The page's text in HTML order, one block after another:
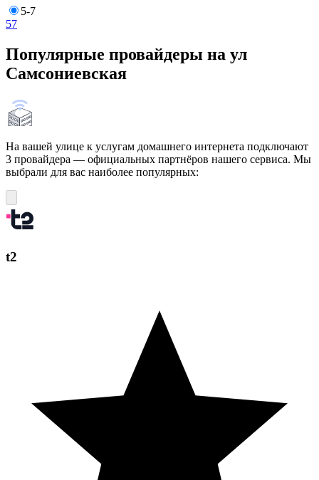
5-7
57
Популярные провайдеры на ул
Самсониевская
На вашей улице к услугам домашнего интернета подключают
3 провайдера — официальных партнёров нашего сервиса. Мы
выбрали для вас наиболее популярных:
t2